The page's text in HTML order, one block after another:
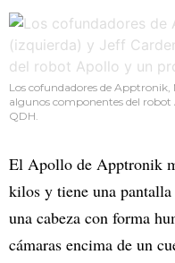
Los cofundadores de Apptronik,
algunos componentes del
QDH.
El Apollo de Apptronik
kilos y tiene una
una cabeza con forma
cámaras encima de un